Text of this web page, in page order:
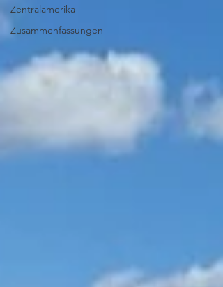
Zentralamerika
Zusammenfassungen